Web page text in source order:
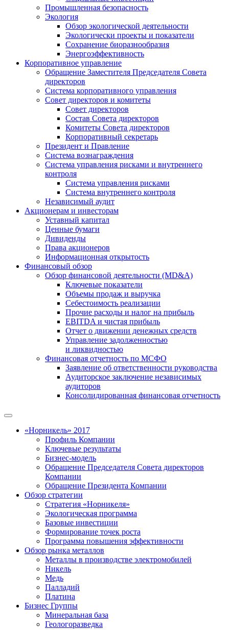
Промышленная безопасность
Экология
Обзор экологической деятельности
Экологически проекты и показатели
Сохранение биоразнообразия
Энергоэффективность
Корпоративное управление
Обращение Заместителя Председателя Совета
директоров
Система корпоративного управления
Совет директоров и комитеты
Совет директоров
Состав Совета директоров
Комитеты Совета директоров
Корпоративный секретарь
Президент и Правление
Система вознаграждения
Система управления рисками и внутреннего
контроля
Система управления рисками
Система внутреннего контроля
Независимый аудит
Акционерам и инвесторам
Уставный капитал
Ценные бумаги
Дивиденды
Права акционеров
Информационная открытость
Финансовый обзор
Обзор финансовой деятельности (MD&A)
Ключевые показатели
Объемы продаж и выручка
Себестоимость реализации
Прочие расходы и налог на прибыль
EBITDA и чистая прибыль
Отчет о движении денежных средств
Управление задолженностью
и ликвидностью
Финансовая отчетность по МСФО
Заявление об ответственности руководства
Аудиторское заключение независимых
аудиторов
Консолидированная финансовая отчетность
«Норникель» 2017
Профиль Компании
Ключевые результаты
Бизнес-модель
Обращение Председателя Совета директоров
Компании
Обращение Президента Компании
Обзор стратегии
Стратегия «Норникеля»
Экологическая программа
Базовые инвестиции
Формирование точек роста
Программа повышения эффективности
Обзор рынка металлов
Металлы в производстве электромобилей
Никель
Медь
Палладий
Платина
Бизнес Группы
Минеральная база
Геологоразведка